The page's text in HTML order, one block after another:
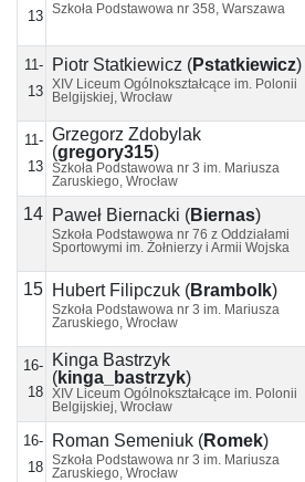
13 Szkoła Podstawowa nr 358, Warszawa
11-
13
Piotr Statkiewicz (Pstatkiewicz)
XIV Liceum Ogólnokształcące im. Polonii
Belgijskiej, Wrocław
11-
13
Grzegorz Zdobylak
(gregory315)
Szkoła Podstawowa nr 3 im. Mariusza
Zaruskiego, Wrocław
14 Paweł Biernacki (Biernas)
Szkoła Podstawowa nr 76 z Oddziałami
Sportowymi im. Żołnierzy i Armii Wojska
15 Hubert Filipczuk (Brambolk)
Szkoła Podstawowa nr 3 im. Mariusza
Zaruskiego, Wrocław
16-
18
Kinga Bastrzyk
(kinga_bastrzyk)
XIV Liceum Ogólnokształcące im. Polonii
Belgijskiej, Wrocław
16-
18
Roman Semeniuk (Romek)
Szkoła Podstawowa nr 3 im. Mariusza
Zaruskiego, Wrocław